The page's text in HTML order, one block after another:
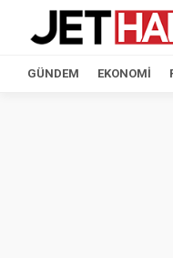
GÜNDEM EKONOMI